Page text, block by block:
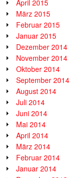
April 2015
März 2015
Februar 2015
Januar 2015
Dezember 2014
November 2014
Oktober 2014
September 2014
August 2014
Juli 2014
Juni 2014
Mai 2014
April 2014
März 2014
Februar 2014
Januar 2014